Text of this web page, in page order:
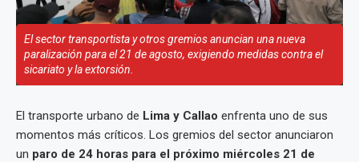
El sector transportista y otros gremios anuncian una nueva
paralización para el 21 de agosto, exigiendo medidas contra el
sicariato y la extorsión.
El transporte urbano de Lima y Callao enfrenta uno de sus
momentos más críticos. Los gremios del sector anunciaron
un paro de 24 horas para el próximo miércoles 21 de